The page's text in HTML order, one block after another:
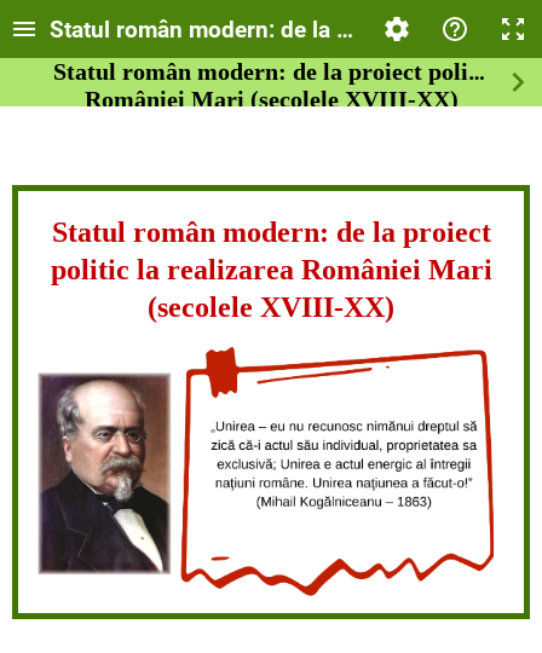
Statul român modern: de la proiect politic la realizarea
României Mari (secolele XVIII-XX)
Statul român modern: de la proiect
politic la realizarea României Mari
(secolele XVIII-XX)